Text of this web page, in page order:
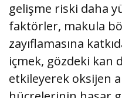
gelişme riski daha
faktörler, makula
zayıflamasına
içmek, gözdeki kan
etkileyerek oksijen